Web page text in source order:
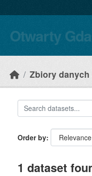
Otwarty
Zbiory danych
Order by
1 dataset